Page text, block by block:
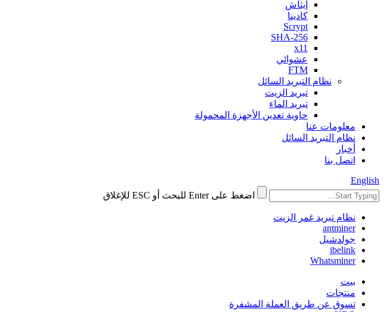
إيثاش
كادينا
Scrypt
SHA-256
x11
عشوائي
FTM
نظام التبريد السائل
تبريد الزيت
تبريد الماء
حاوية تعدين الأجهزة المحمولة
معلومات عنا
نظام التبريد السائل
أخبار
اتصل بنا
English
اضغط على Enter للبحث أو ESC للإغلاق
نظام تبريد غمر الزيت
antminer
جولدشيل
ibelink
Whatsminer
بيت
منتجات
تسوق عن طريق العملة المشفرة